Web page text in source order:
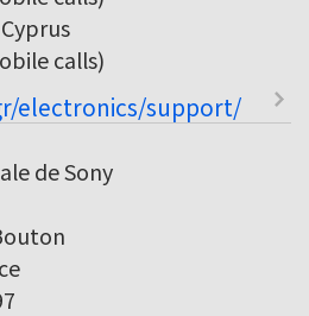
calls)
electronics/support/
de Sony